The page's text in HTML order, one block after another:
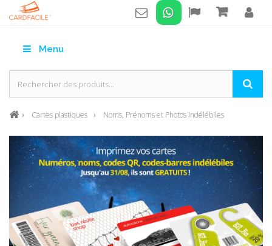
Menu
Cartes plastiques Noms, Prénoms et Photos Indélébiles